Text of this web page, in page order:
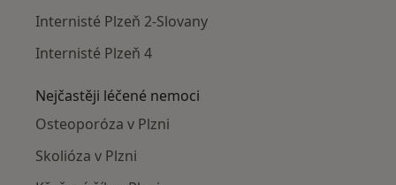
Internisté Plzeň 2-Slovany
Internisté Plzeň 4
Nejčastěji léčené nemoci
Osteoporóza v Plzni
Skolióza v Plzni